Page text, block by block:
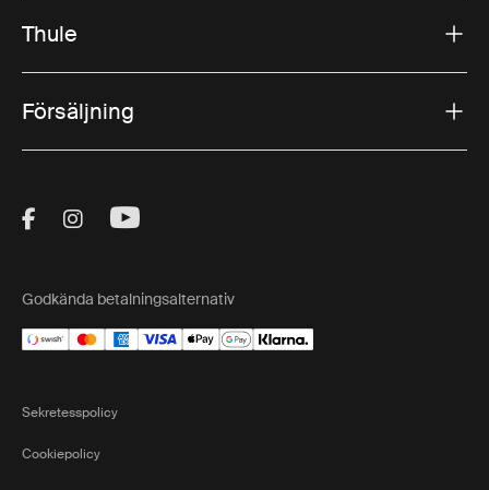
Thule
Försäljning
Visit Thule on Facebook (external link)
Visit Thule on Instagram (external link)
Visit Thule on Youtube (external
Godkända betalningsalternativ
Sekretesspolicy
Cookiepolicy